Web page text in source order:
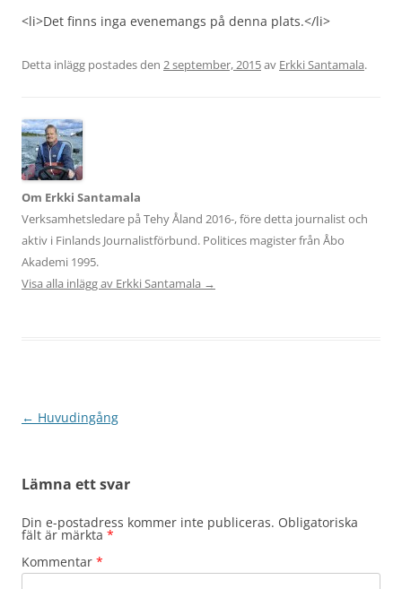
<li>Det finns inga evenemangs på denna plats.</li>
Detta inlägg postades den 2 september, 2015av Erkki Santamala.
Om Erkki Santamala
Verksamhetsledare på Tehy Åland 2016-, före detta journalist och
aktiv i Finlands Journalistförbund. Politices magister från Åbo
Akademi 1995.
Visa alla inlägg av Erkki Santamala →
Inläggsnavigering
← Huvudingång
Lämna ett svar
Din e-postadress kommer inte publiceras. Obligatoriska
fält är märkta *
Kommentar *